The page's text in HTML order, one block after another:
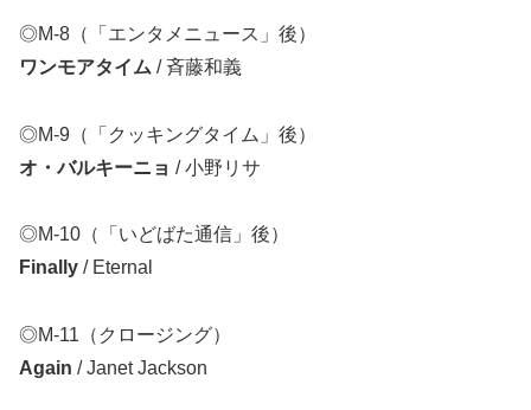
◎M-8（「エンタメニュース」後）
ワンモアタイム / 斉藤和義
◎M-9（「クッキングタイム」後）
オ・バルキーニョ / 小野リサ
◎M-10（「いどばた通信」後）
Finally / Eternal
◎M-11（クロージング）
Again / Janet Jackson